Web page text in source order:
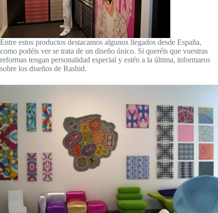
Entre estos productos destacamos algunos llegados desde España,
como podéis ver se trata de un diseño único. Si queréis que vuestras
reformas tengan personalidad especial y estén a la última, informaros
sobre los diseños de Rashid.